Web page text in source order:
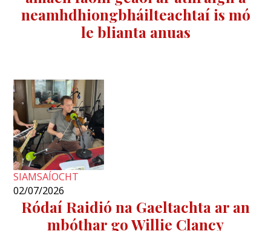
neamhdhiongbháilteachtaí is mó
le blianta anuas
SIAMSAÍOCHT
02/07/2026
Ródaí Raidió na Gaeltachta ar an
mbóthar go Willie Clancy